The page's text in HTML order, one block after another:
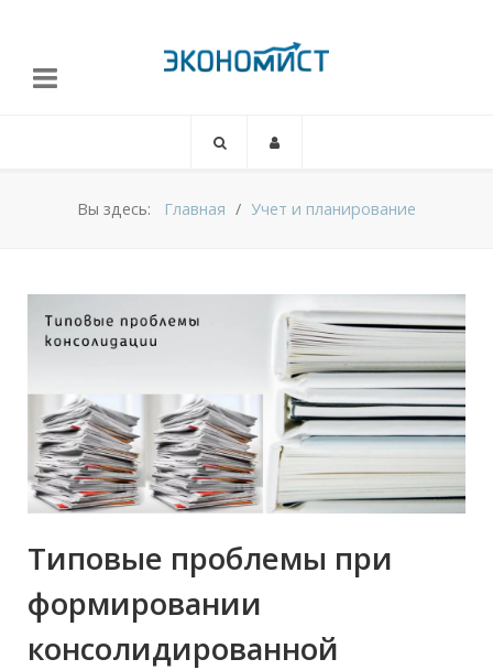
Вы здесь: Главная Учет и планирование
Типовые проблемы при
формировании
консолидированной